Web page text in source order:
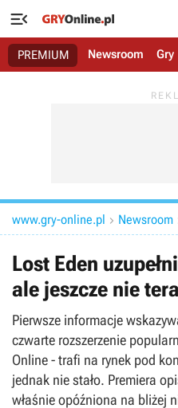

PREMIUM Newsroom Gry
www.gry-online.pl  Newsroom
Lost Eden
ale jeszcze nie
Pierwsze informacje
czwarte rozszerzenie
Online - trafi na rynek pod
jednak nie stało. Premiera
właśnie opóźniona na bliżej